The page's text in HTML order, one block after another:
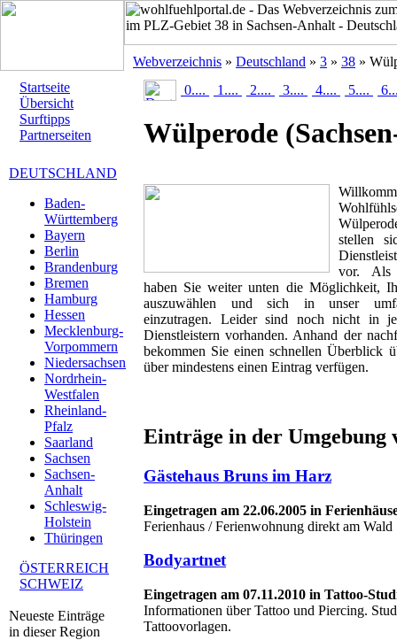
Webverzeichnis » Deutschland » 3 » 38 »
Startseite
Übersicht
Surftipps
Partnerseiten
DEUTSCHLAND
Baden-
Württemberg
Bayern
Berlin
Brandenburg
Bremen
Hamburg
Hessen
Mecklenburg-
Vorpommern
Niedersachsen
Nordrhein-
Westfalen
Rheinland-
Pfalz
Saarland
Sachsen
Sachsen-
Anhalt
Schleswig-
Holstein
Thüringen
ÖSTERREICH
SCHWEIZ
Neueste Einträge
in dieser Region
0.... 1.... 2.... 3.... 4.... 5....
Wülperode
stellen
vor. Als
haben Sie weiter unten die Möglichkeit,
auszuwählen und sich in unser
einzutragen. Leider sind noch nicht in
Dienstleistern vorhanden. Anhand der
bekommen Sie einen schnellen Überblick
über mindestens einen Eintrag verfügen.
Einträge in der Umgebung
Gästehaus Bruns im Harz
Eingetragen am 22.06.2005 in
Ferienhaus / Ferienwohnung direkt am Wald
Bodyartnet
Eingetragen am 07.11.2010 in Tattoo-
Informationen über Tattoo und Piercing.
Tattoovorlagen.